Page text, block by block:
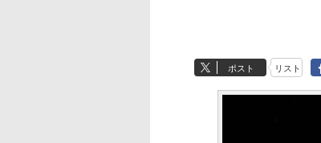
ポスト リスト